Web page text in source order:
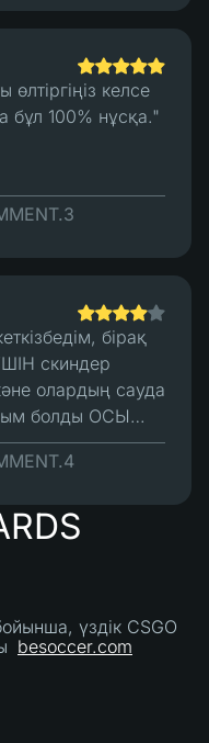
келсе
бұл 100% нұсқа."
бірақ
скиндер
олардың сауда
болды ОСЫ
уақытқа дейін,
- бұл
қабылдауын
үздік CSGO
besoccer.com